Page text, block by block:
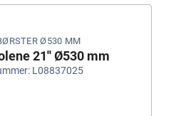
Ø530 MM
21'' Ø530 mm
L08837025